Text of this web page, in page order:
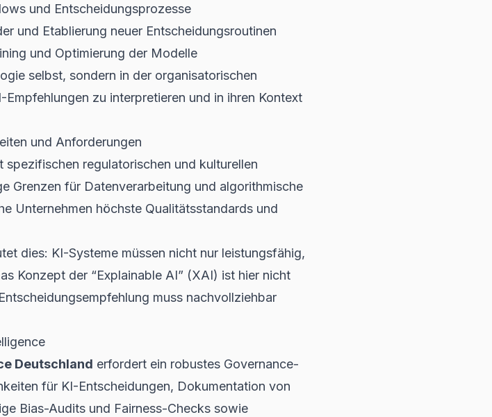
und Entscheidungsprozesse
und Etablierung neuer Entscheidungsroutinen
und Optimierung der Modelle
selbst, sondern in der organisatorischen
zu interpretieren und in ihren Kontext
und Anforderungen
spezifischen regulatorischen und kulturellen
Grenzen für Datenverarbeitung und algorithmische
Unternehmen höchste Qualitätsstandards und
dies: KI-Systeme müssen nicht nur leistungsfähig,
Konzept der “Explainable AI” (XAI) ist hier nicht
muss nachvollziehbar
Deutschland erfordert ein robustes Governance-
für KI-Entscheidungen, Dokumentation von
Bias-Audits und Fairness-Checks sowie